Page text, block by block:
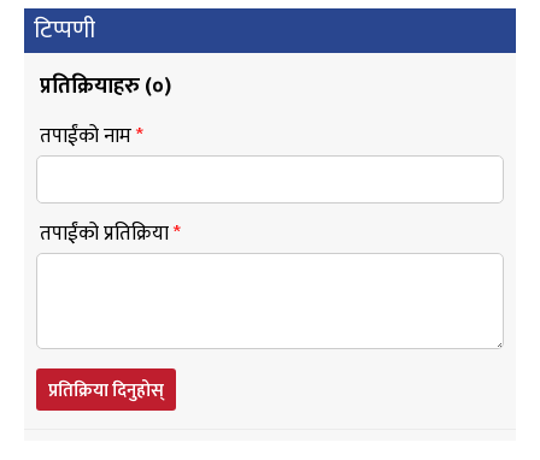
टिप्पणी
प्रतिक्रियाहरु (०)
तपाईंको नाम*
तपाईंको प्रतिक्रिया*
प्रतिक्रिया दिनुहोस्